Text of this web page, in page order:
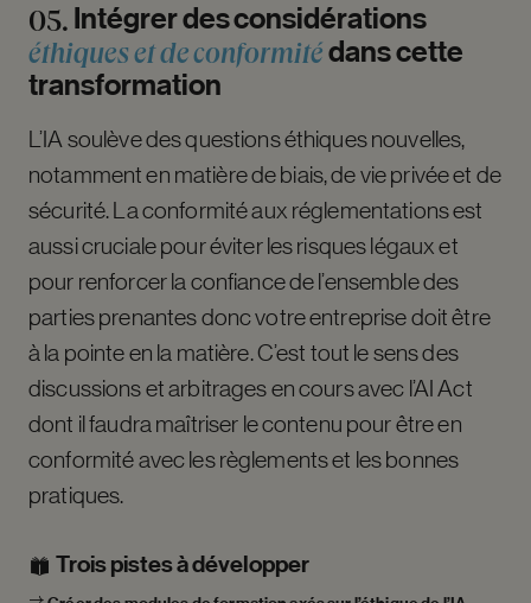
05. Intégrerdesconsidérations
éthiquesetdeconformitédanscette
transformation
L’IA soulève des questions éthiques nouvelles,
notamment en matière de biais, de vie privée et de
sécurité. La conformité aux réglementations est
aussi cruciale pour éviter les risques légaux et
pour renforcer la confiance de l’ensemble des
parties prenantes donc votre entreprise doit être
à la pointe en la matière. C’est tout le sens des
discussions et arbitrages en cours avec l’AI Act
dont il faudra maîtriser le contenu pour être en
conformité avec les règlements et les bonnes
pratiques.
Trois pistes à développer